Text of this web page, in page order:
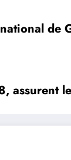
de
assurent